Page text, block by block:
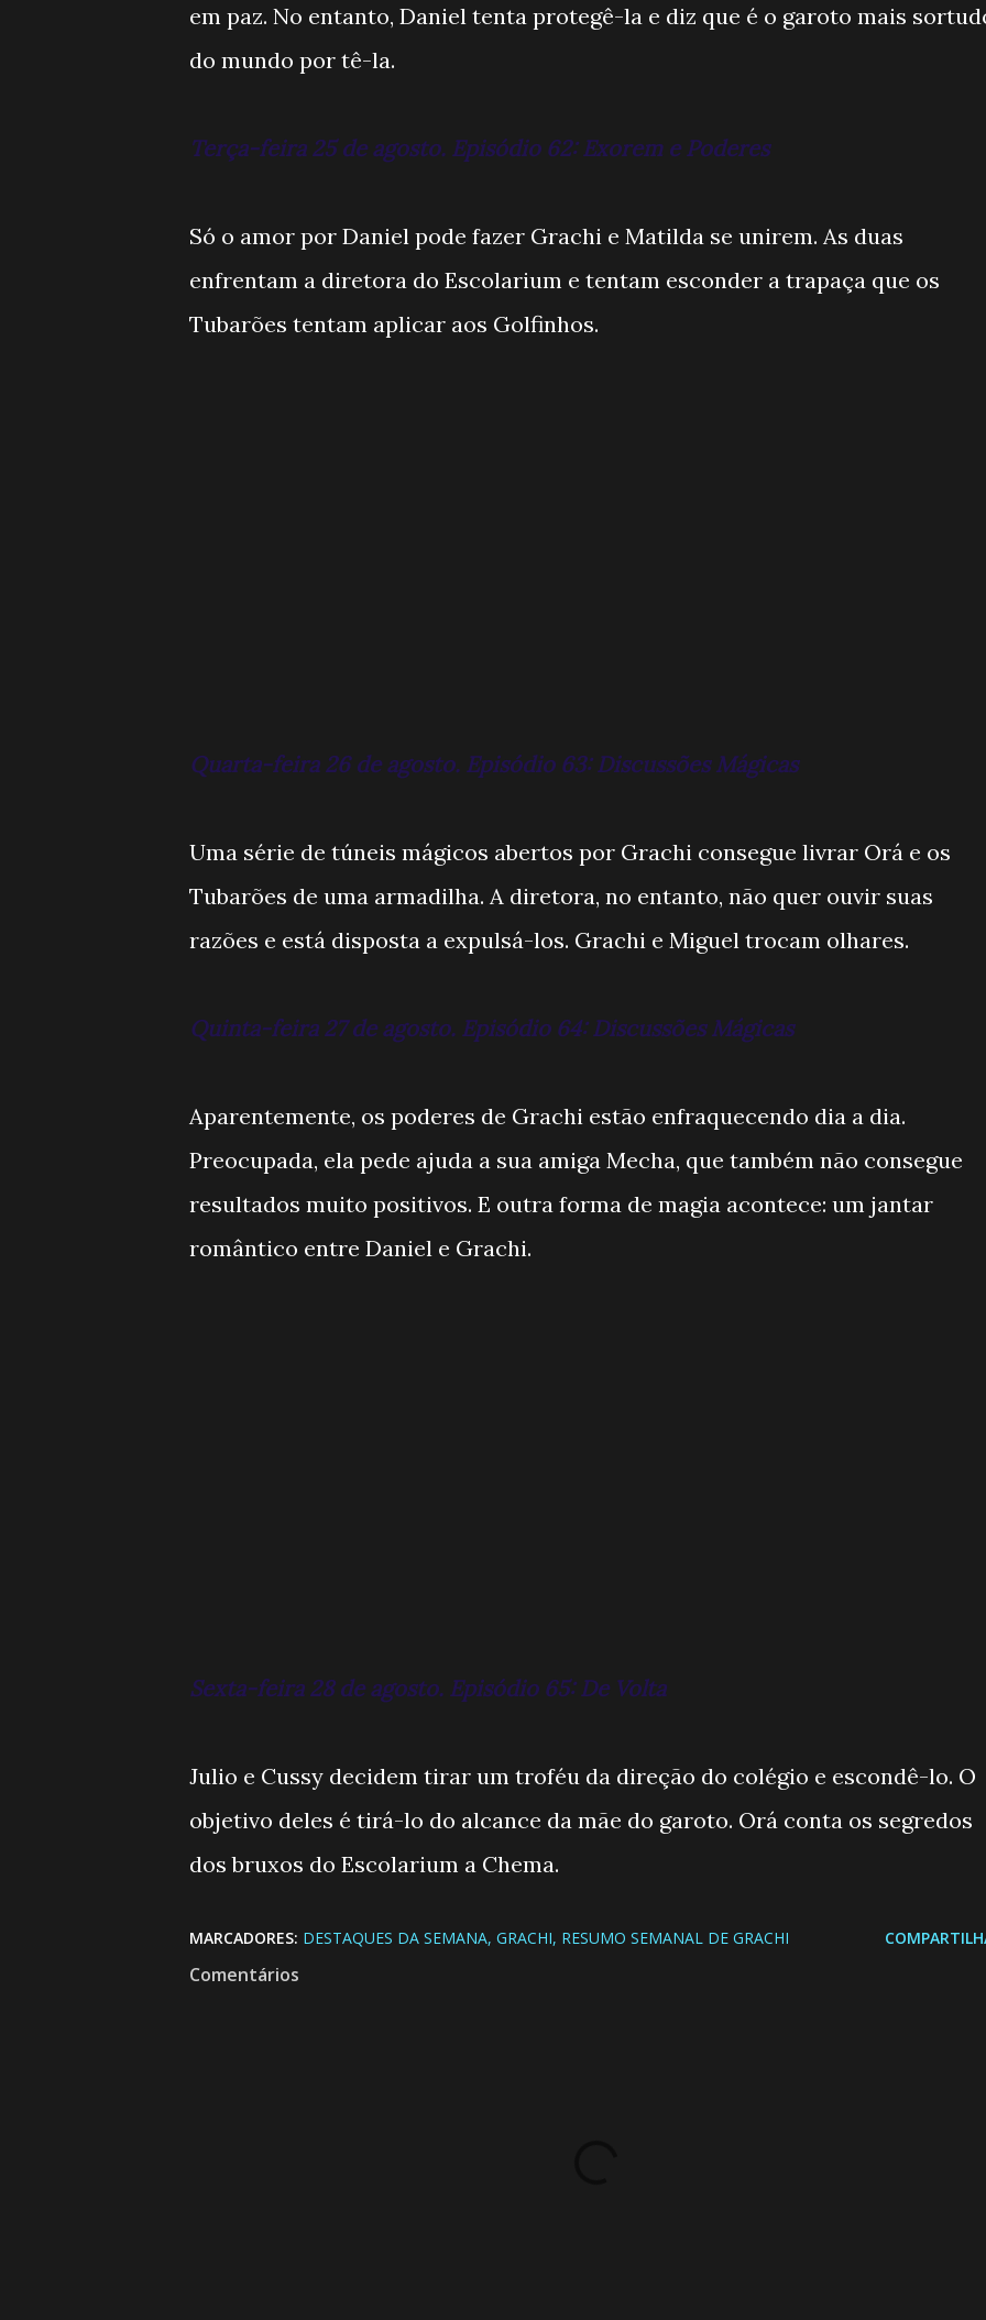
em paz. No entanto, Daniel tenta protegê-la e diz que é o garoto mais
do mundo por tê-la.
Terça-feira 25 de agosto. Episódio 62: Exorem e Poderes
Só o amor por Daniel pode fazer Grachi e Matilda se unirem. As duas
enfrentam a diretora do Escolarium e tentam esconder a trapaça que os
Tubarões tentam aplicar aos Golfinhos.
Quarta-feira 26 de agosto. Episódio 63: Discussões Mágicas
Uma série de túneis mágicos abertos por Grachi consegue livrar Orá e os
Tubarões de uma armadilha. A diretora, no entanto, não quer ouvir suas
razões e está disposta a expulsá-los. Grachi e Miguel trocam olhares.
Quinta-feira 27 de agosto. Episódio 64: Discussões Mágicas
Aparentemente, os poderes de Grachi estão enfraquecendo dia a dia.
Preocupada, ela pede ajuda a sua amiga Mecha, que também não consegue
resultados muito positivos. E outra forma de magia acontece: um jantar
romântico entre Daniel e Grachi.
Sexta-feira 28 de agosto. Episódio 65: De Volta
Julio e Cussy decidem tirar um troféu da direção do colégio e escondê-lo. O
objetivo deles é tirá-lo do alcance da mãe do garoto. Orá conta os segredos
dos bruxos do Escolarium a Chema.
MARCADORES: DESTAQUES DA SEMANA GRACHI RESUMO SEMANAL DE GRACHI
Comentários